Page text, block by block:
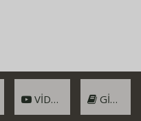
VIDEO GIRIŞ